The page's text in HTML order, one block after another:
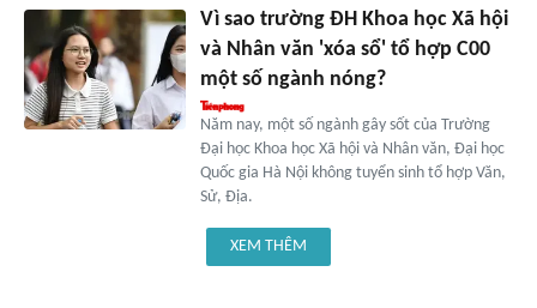
Vì sao trường ĐH Khoa học Xã hội
và Nhân văn 'xóa sổ' tổ hợp C00
một số ngành nóng?
Năm nay, một số ngành gây sốt của Trường
Đại học Khoa học Xã hội và Nhân văn, Đại học
Quốc gia Hà Nội không tuyển sinh tổ hợp Văn,
Sử, Địa.
XEM THÊM